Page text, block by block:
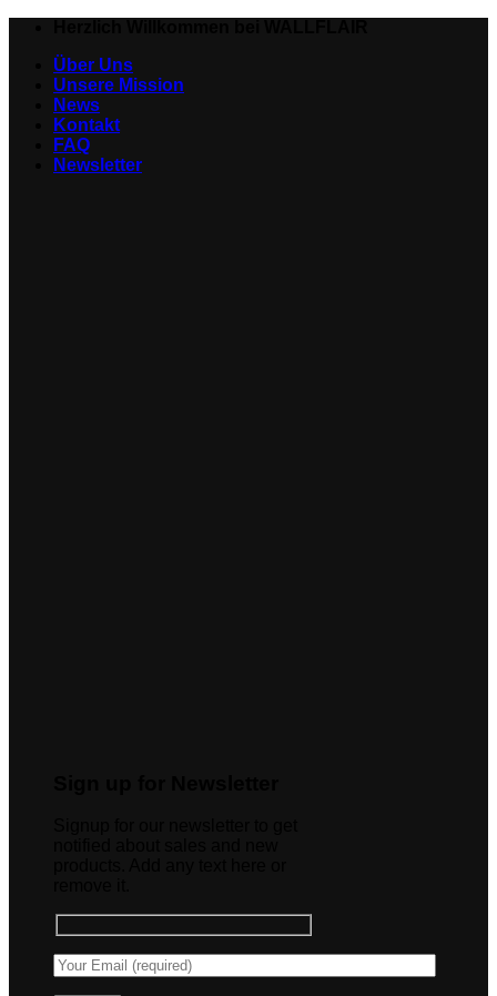
springenÜber Uns
Unsere Mission
News
Kontakt
FAQ
Newsletter